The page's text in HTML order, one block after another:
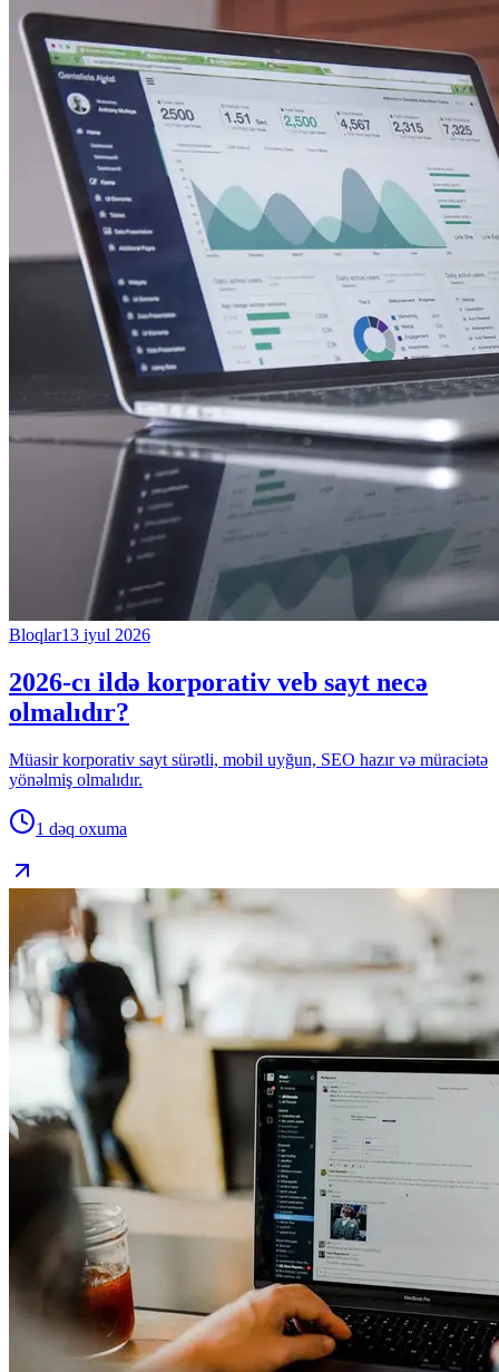
Bloqlar13 iyul 2026
2026-cı ildə korporativ veb sayt necə
olmalıdır?
Müasir korporativ sayt sürətli, mobil uyğun, SEO hazır və müraciətə
yönəlmiş olmalıdır.
1 dəq oxuma